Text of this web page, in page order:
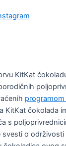
KitKat
KitKat čokolada
s
svesti o održivosti